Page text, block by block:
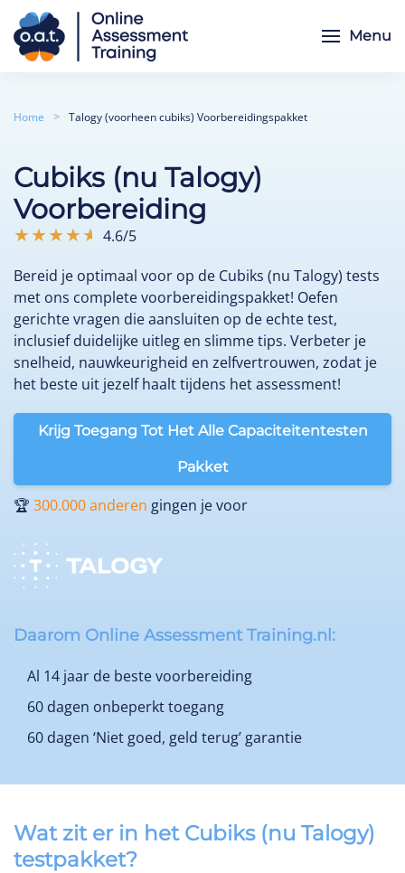
Skip to main content
Menu
Home Talogy (voorheen cubiks) Voorbereidingspakket
Cubiks (nu Talogy)
Voorbereiding
4.6/5
Bereid je optimaal voor op de Cubiks (nu Talogy) tests
met ons complete voorbereidingspakket! Oefen
gerichte vragen die aansluiten op de echte test,
inclusief duidelijke uitleg en slimme tips. Verbeter je
snelheid, nauwkeurigheid en zelfvertrouwen, zodat je
het beste uit jezelf haalt tijdens het assessment!
Krijg Toegang Tot Het Alle Capaciteitentesten
Pakket
🏆 300.000 anderen gingen je voor
Daarom Online Assessment Training.nl:
Al 14 jaar de beste voorbereiding
60 dagen onbeperkt toegang
60 dagen ‘Niet goed, geld terug’ garantie
Wat zit er in het Cubiks (nu Talogy)
testpakket?